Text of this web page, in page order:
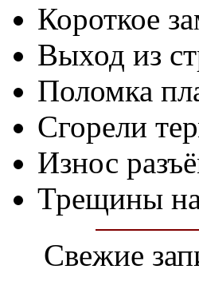
Короткое
Выход из
Поломка
Сгорели
Износ
Трещины
Свежие